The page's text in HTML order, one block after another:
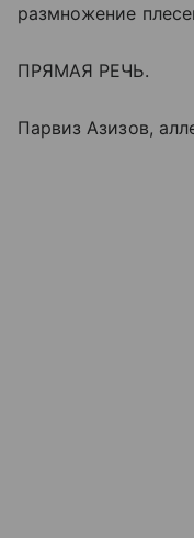
размножение
ПРЯМАЯ РЕЧЬ.
Парвиз Азизов,